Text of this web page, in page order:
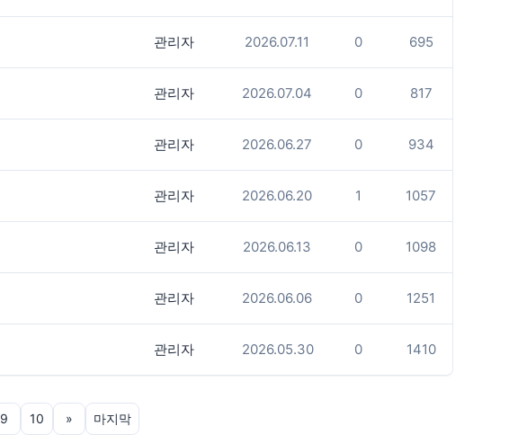
관리자 2026.07.11 0 695
관리자 2026.07.04 0 817
관리자 2026.06.27 0 934
관리자 2026.06.20 1 1057
관리자 2026.06.13 0 1098
관리자 2026.06.06 0 1251
관리자 2026.05.30 0 1410
9 10 » 마지막